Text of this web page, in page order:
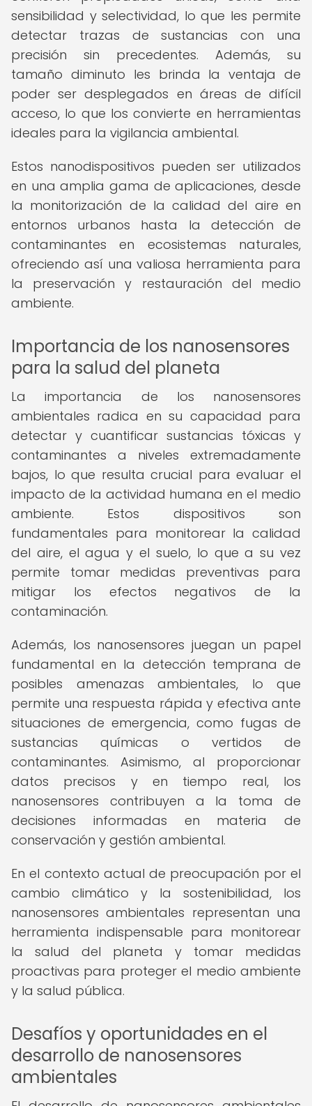
sensibilidad y selectividad, lo que les permite
detectar trazas de sustancias con una
precisión sin precedentes. Además, su
tamaño diminuto les brinda la ventaja de
poder ser desplegados en áreas de difícil
acceso, lo que los convierte en herramientas
ideales para la vigilancia ambiental.
Estos nanodispositivos pueden ser utilizados
en una amplia gama de aplicaciones, desde
la monitorización de la calidad del aire en
entornos urbanos hasta la detección de
contaminantes en ecosistemas naturales,
ofreciendo así una valiosa herramienta para
la preservación y restauración del medio
ambiente.
Importancia de los nanosensores
para la salud del planeta
La importancia de los nanosensores
ambientales radica en su capacidad para
detectar y cuantificar sustancias tóxicas y
contaminantes a niveles extremadamente
bajos, lo que resulta crucial para evaluar el
impacto de la actividad humana en el medio
ambiente. Estos dispositivos son
fundamentales para monitorear la calidad
del aire, el agua y el suelo, lo que a su vez
permite tomar medidas preventivas para
mitigar los efectos negativos de la
contaminación.
Además, los nanosensores juegan un papel
fundamental en la detección temprana de
posibles amenazas ambientales, lo que
permite una respuesta rápida y efectiva ante
situaciones de emergencia, como fugas de
sustancias químicas o vertidos de
contaminantes. Asimismo, al proporcionar
datos precisos y en tiempo real, los
nanosensores contribuyen a la toma de
decisiones informadas en materia de
conservación y gestión ambiental.
En el contexto actual de preocupación por el
cambio climático y la sostenibilidad, los
nanosensores ambientales representan una
herramienta indispensable para monitorear
la salud del planeta y tomar medidas
proactivas para proteger el medio ambiente
y la salud pública.
Desafíos y oportunidades en el
desarrollo de nanosensores
ambientales